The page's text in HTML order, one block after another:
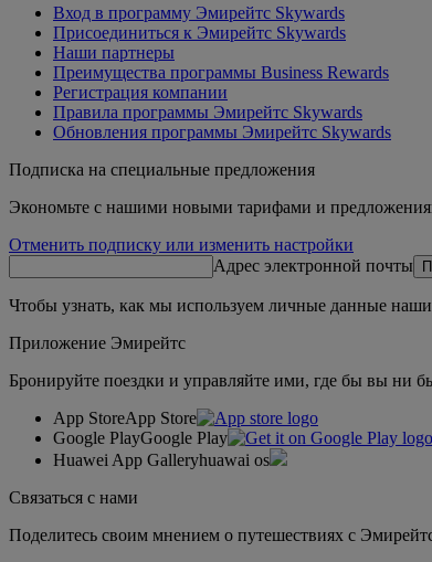
Вход в программу Эмирейтс Skywards
Присоединиться к Эмирейтс Skywards
Наши партнеры
Преимущества программы Business Rewards
Регистрация компании
Правила программы Эмирейтс Skywards
Обновления программы Эмирейтс Skywards
Подписка на специальные предложения
Экономьте с нашими новыми тарифами и
Отменить подписку или изменить настройки
Адрес электронной почты
Чтобы узнать, как мы используем личные данные
Приложение Эмирейтс
Бронируйте поездки и управляйте ими, где бы вы ни
App StoreApp Store
Google PlayGoogle Play
Huawei App Galleryhuawai os
Связаться с нами
Поделитесь своим мнением о путешествиях с